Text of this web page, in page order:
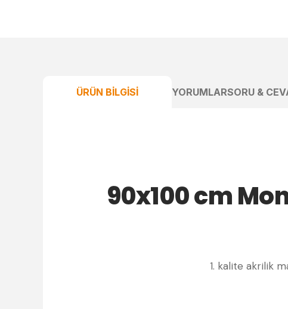
ÜRÜN BILGISI YORUMLARSORU &
90x100 cm
1. kalite akrilik